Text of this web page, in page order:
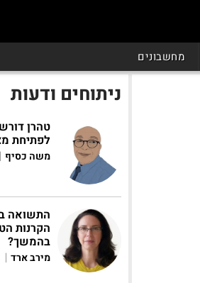
מחשבונים
ניתוחים ודעות
טהרן
לפתיחת
משה כסיף |
התשואה
הקרנות
בהמשך?
מירב ארד |